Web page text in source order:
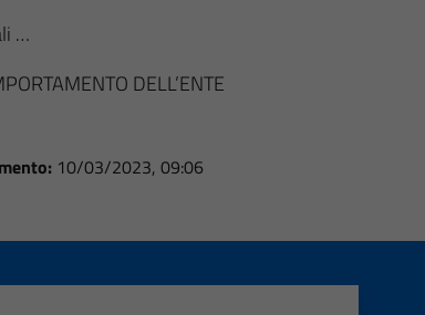
…
DELL’ENTE
10/03/2023, 09:06